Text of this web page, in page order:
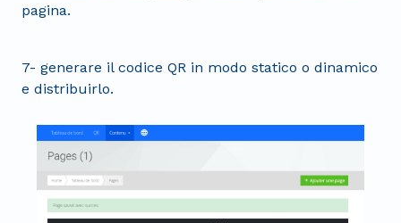
pagina.
7- generare il codice QR in modo statico o dinamico
e distribuirlo.